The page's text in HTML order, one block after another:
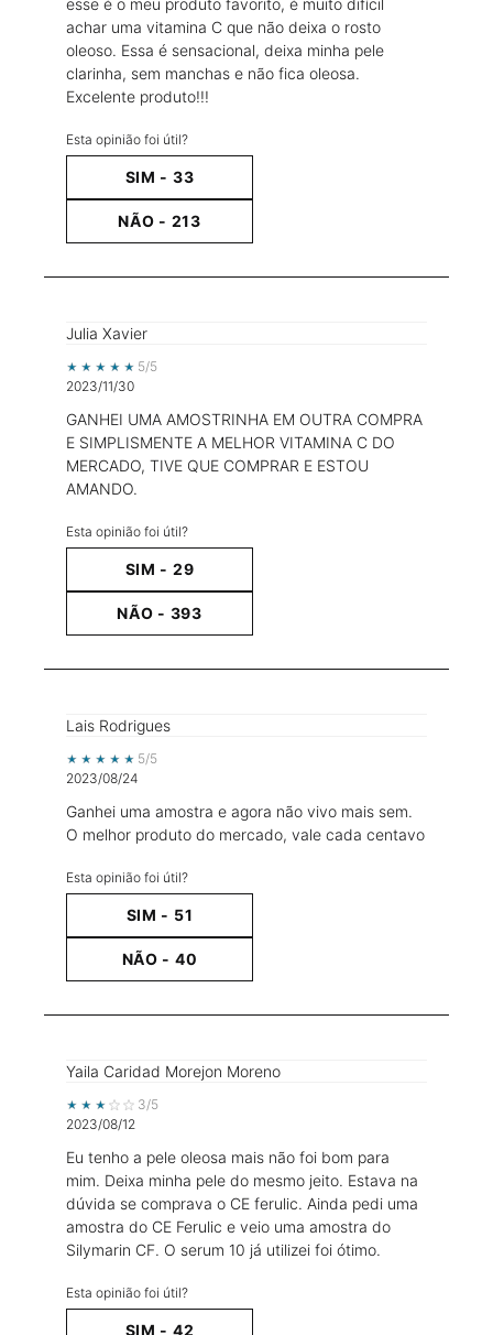
esse é o meu produto favorito, é muito difícil
achar uma vitamina C que não deixa o rosto
oleoso. Essa é sensacional, deixa minha pele
clarinha, sem manchas e não fica oleosa.
Excelente produto!!!
Esta opinião foi útil?
SIM - 33
NÃO - 213
Julia Xavier
5 out of 5 stars.
5/5
2023/11/30
GANHEI UMA AMOSTRINHA EM OUTRA COMPRA
E SIMPLISMENTE A MELHOR VITAMINA C DO
MERCADO, TIVE QUE COMPRAR E ESTOU
AMANDO.
Esta opinião foi útil?
SIM - 29
NÃO - 393
Lais Rodrigues
5 out of 5 stars.
5/5
2023/08/24
Ganhei uma amostra e agora não vivo mais sem.
O melhor produto do mercado, vale cada centavo
Esta opinião foi útil?
SIM - 51
NÃO - 40
Yaila Caridad Morejon Moreno
3 out of 5 stars.
3/5
2023/08/12
Eu tenho a pele oleosa mais não foi bom para
mim. Deixa minha pele do mesmo jeito. Estava na
dúvida se comprava o CE ferulic. Ainda pedi uma
amostra do CE Ferulic e veio uma amostra do
Silymarin CF. O serum 10 já utilizei foi ótimo.
Esta opinião foi útil?
SIM - 42